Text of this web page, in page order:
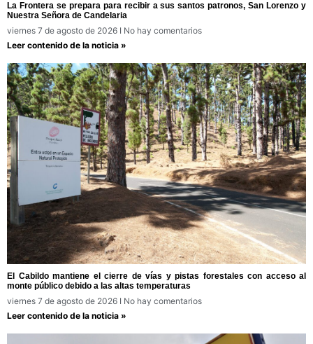
La Frontera se prepara para recibir a sus santos patronos, San Lorenzo y
Nuestra Señora de Candelaria
viernes 7 de agosto de 2026
No hay comentarios
Leer contenido de la noticia »
El Cabildo mantiene el cierre de vías y pistas forestales con acceso al
monte público debido a las altas temperaturas
viernes 7 de agosto de 2026
No hay comentarios
Leer contenido de la noticia »